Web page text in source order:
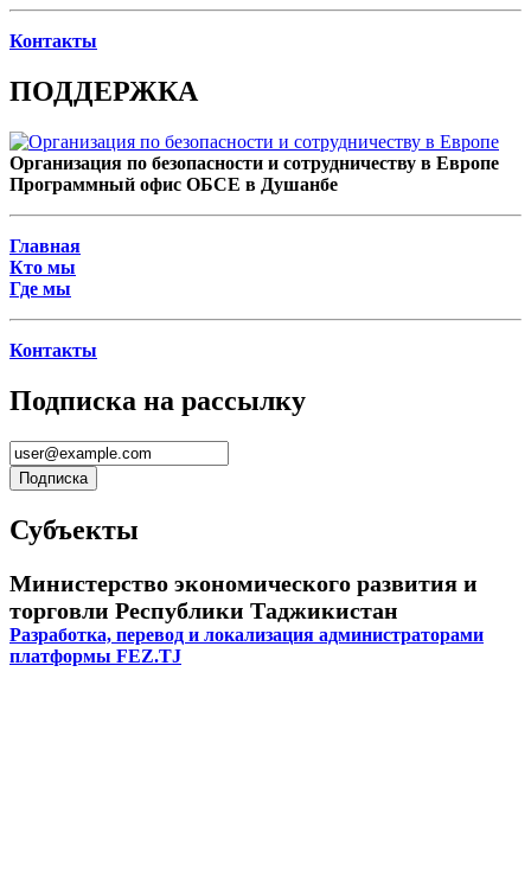
Контакты
ПОДДЕРЖКА
Организация по безопасности и сотрудничеству в Европе
Программный офис ОБСЕ в Душанбе
Главная
Кто мы
Где мы
Контакты
Подписка на рассылку
Субъекты
Министерство экономического развития и
торговли Республики Таджикистан
Разработка, перевод и локализация администраторами
платформы FEZ.TJ